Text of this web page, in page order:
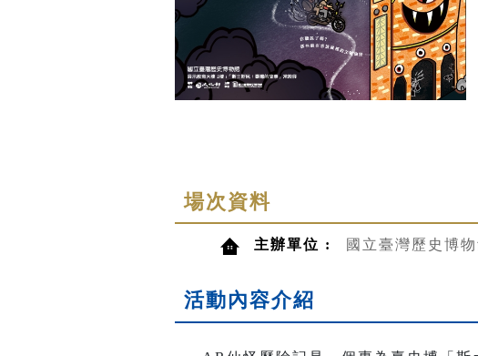
場次資料
主辦單位 : 國立臺灣歷史博
活動內容介紹